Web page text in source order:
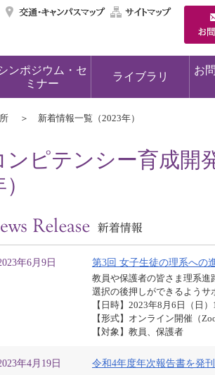
ンポジウム・セ
ミナー
ライブラリ
お
新着情報一覧（2023年）
ンピテンシー育成開
年6月9日 第3回 女子生徒の理系への
教員や保護者の皆さま理系
選択の後押しができるようサ
【日時】2023年8月6日（日
【形式】オンライン開催（
【対象】教員、保護者
年4月19日 令和4年度年次報告書を発